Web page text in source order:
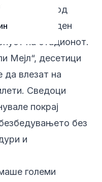
првенство, од
за наводен
на стадионот.
Мејл“, десетици
да влезат на
Сведоци
покрај
без
и
големи